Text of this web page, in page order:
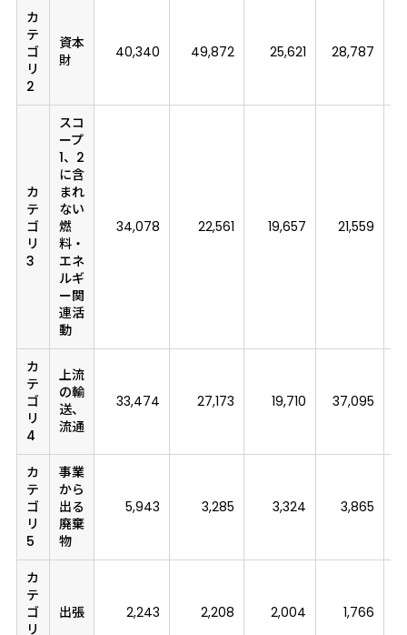
カ
テ
ゴ
リ
2
資本
財
40,340 49,872 25,621 28,787
カ
テ
ゴ
リ
3
スコ
ープ
1、2
に含
まれ
ない
燃
料・
エネ
ルギ
ー関
連活
動
34,078 22,561 19,657 21,559
カ
テ
ゴ
リ
4
上流
の輸
送、
流通
33,474 27,173 19,710 37,095
カ
テ
ゴ
リ
5
事業
から
出る
廃棄
物
5,943 3,285 3,324 3,865
カ
テ
ゴ
リ
出張 2,243 2,208 2,004 1,766